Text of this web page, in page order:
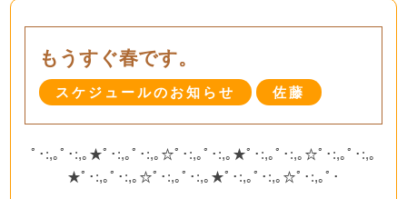
もうすぐ春です。
スケジュールのお知らせ 佐藤
ﾟ･:,｡ﾟ･:,｡★ﾟ･:,｡ﾟ･:,｡☆ﾟ･:,｡ﾟ･:,｡★ﾟ･:,｡ﾟ･:,｡☆ﾟ･:,｡ﾟ･:,｡
★ﾟ･:,｡ﾟ･:,｡☆ﾟ･:,｡ﾟ･:,｡★ﾟ･:,｡ﾟ･:,｡☆ﾟ･:,｡ﾟ･